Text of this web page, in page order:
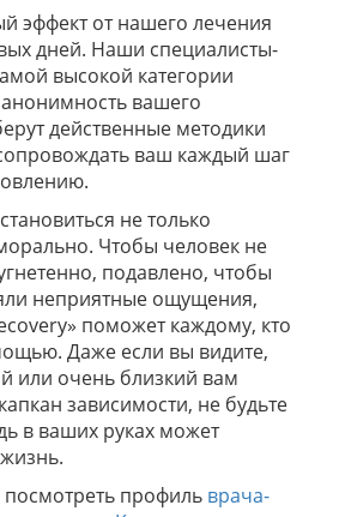
эффект от нашего лечения
дней. Наши специалисты-
высокой категории
вашего
действенные методики
ваш каждый шаг
не только
Чтобы человек не
подавлено, чтобы
неприятные ощущения,
поможет каждому, кто
Даже если вы видите,
или очень близкий вам
зависимости, не будьте
в ваших руках может
профиль врача-